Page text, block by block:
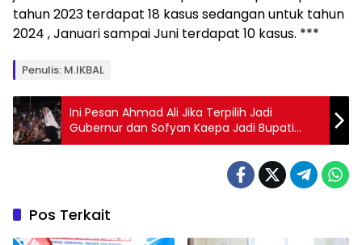
tahun 2023 terdapat 18 kasus sedangan untuk tahun
2024 , Januari sampai Juni terdapat 10 kasus. ***
Penulis: M.IKBAL
Ini Pesan Ahmad Ali Jika Terpilih Jadi
Gubernur dan Sofyan Kaepa Jadi Bupati
Banggai Laut
Pos Terkait